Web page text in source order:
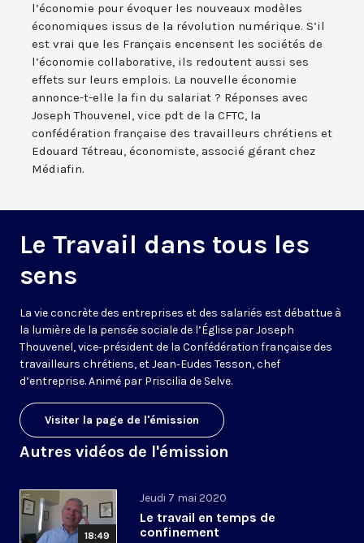
l’économie pour évoquer les nouveaux modèles
économiques issus de la révolution numérique. S’il
est vrai que les Français encensent les sociétés de
l’économie collaborative, ils redoutent aussi ses
effets sur leurs emplois. La nouvelle économie
annonce-t-elle la fin du salariat ? Réponses avec
Joseph Thouvenel, vice pdt de la CFTC, la
confédération française des travailleurs chrétiens et
Edouard Tétreau, économiste, associé gérant chez
Médiafin.
Le Travail dans tous les
sens
La vie concrète des entreprises et des salariés est débattue à
la lumière de la pensée sociale de l’Église par Joseph
Thouvenel, vice‑président de la Confédération française des
travailleurs chrétiens, et Jean‑Eudes Tesson, chef
d’entreprise. Animé par Priscilia de Selve.
Visiter la page de l'émission
Autres vidéos de l'émission
18:49
Jeudi 7 mai 2020
Le travail en temps de
confinement